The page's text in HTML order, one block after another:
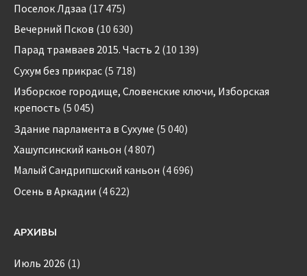
Поселок Лдзаа (17 475)
Вечерний Псков (10 630)
Парад трамваев 2015. Часть 2 (10 139)
Сухум без прикрас (5 718)
Изборское городище, Словенские ключи, Изборская
крепость (5 045)
Здание парламента в Сухуме (5 040)
Хашупсинский каньон (4 807)
Малый Сандрипшский каньон (4 696)
Осень в Аркадии (4 622)
АРХИВЫ
Июль 2026 (1)